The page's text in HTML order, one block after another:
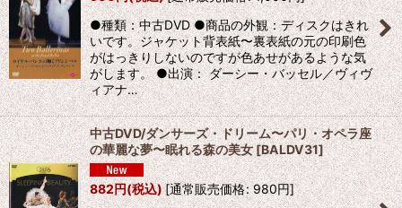
●種類：中古DVD ●商品の外観：ディスクはきれ
いです。ジャケット背表紙〜裏表紙の元の印刷色
がはっきりしないのですが色あせがあるような気
がします。 ●出演： ダーシー・バッセル／ヴィヴ
ィアナ…
中古DVD/ダンサーズ・ドリーム〜パリ・オペラ座
の華麗な夢〜眠れる森の美女[BALDV31]
882円(税込)[通常販売価格: 980円]